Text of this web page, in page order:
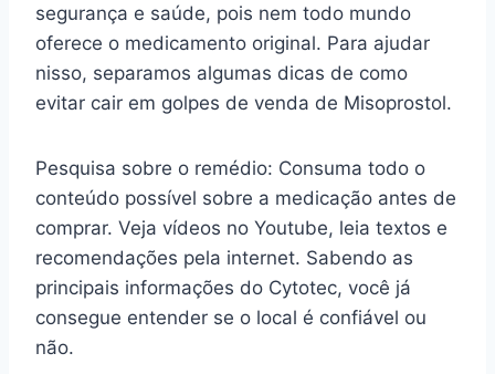
segurança e saúde, pois nem todo mundo
oferece o medicamento original. Para ajudar
nisso, separamos algumas dicas de como
evitar cair em golpes de venda de Misoprostol.
Pesquisa sobre o remédio: Consuma todo o
conteúdo possível sobre a medicação antes de
comprar. Veja vídeos no Youtube, leia textos e
recomendações pela internet. Sabendo as
principais informações do Cytotec, você já
consegue entender se o local é confiável ou
não.